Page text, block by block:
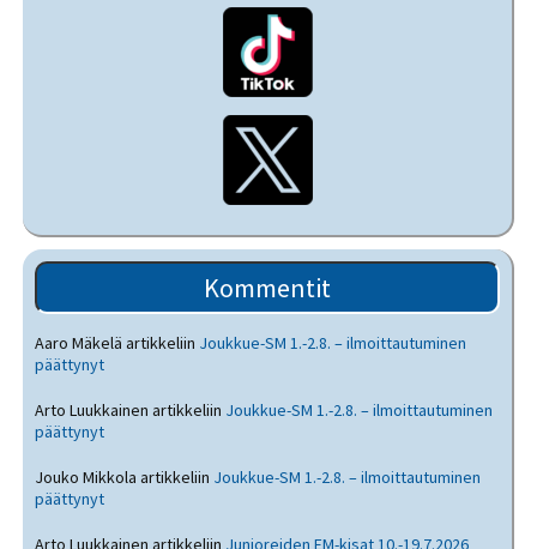
Kommentit
Aaro Mäkelä artikkeliin Joukkue-SM 1.-2.8. – ilmoittautuminen
päättynyt
Arto Luukkainen artikkeliin Joukkue-SM 1.-2.8. – ilmoittautuminen
päättynyt
Jouko Mikkola artikkeliin Joukkue-SM 1.-2.8. – ilmoittautuminen
päättynyt
Arto Luukkainen artikkeliin Junioreiden EM-kisat 10.-19.7.2026